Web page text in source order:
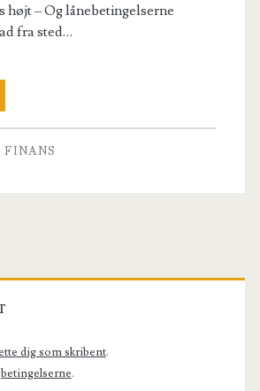
højt – Og lånebetingelserne
fra sted…
FINANS
dig som skribent.
betingelserne.